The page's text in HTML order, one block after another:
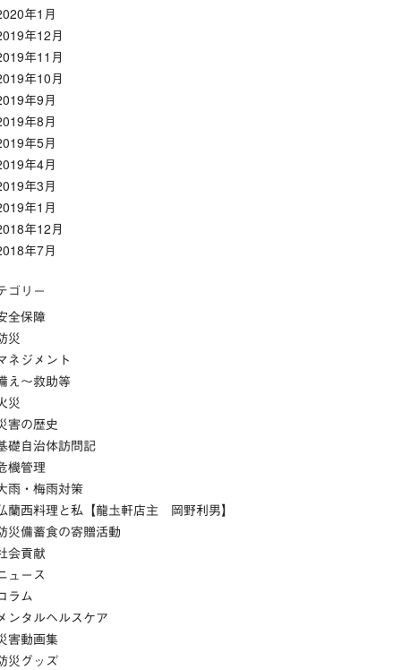
年1月
年12月
年11月
年10月
年9月
年8月
年5月
年4月
年3月
年1月
年12月
年7月
ゴリー
全保障
災
ネジメント
え～救助等
災
害の歴史
礎自治体訪問記
機管理
雨・梅雨対策
蘭西料理と私【龍圡軒店主 岡野利男】
災備蓄食の寄贈活動
会貢献
ュース
ラム
ンタルヘルスケア
害動画集
災グッズ